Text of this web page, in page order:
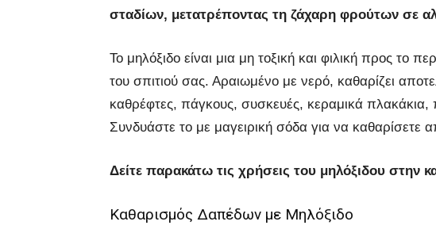
σταδίων, μετατρέποντας τη ζάχαρη φρούτων σε
Το μηλόξιδο είναι μια μη τοξική και φιλική προς το
του σπιτιού σας. Αραιωμένο με νερό, καθαρίζει
καθρέφτες, πάγκους, συσκευές, κεραμικά πλακάκια,
Συνδυάστε το με μαγειρική σόδα για να καθαρίσετε
Δείτε παρακάτω τις χρήσεις του μηλόξιδου στην
Καθαρισμός Δαπέδων με Μηλόξιδο